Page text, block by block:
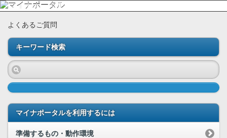
よくあるご質問
キーワード検索
マイナポータルを利用するには
準備するもの・動作環境